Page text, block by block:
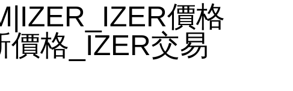
價格
價格_IZER交易